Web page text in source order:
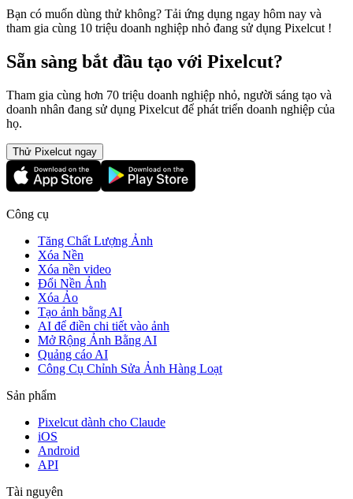
Bạn có muốn dùng thử không? Tải ứng dụng ngay hôm nay và
tham gia cùng 10 triệu doanh nghiệp nhỏ đang sử dụng Pixelcut !
Sẵn sàng bắt đầu tạo với Pixelcut?
Tham gia cùng hơn 70 triệu doanh nghiệp nhỏ, người sáng tạo và
doanh nhân đang sử dụng Pixelcut để phát triển doanh nghiệp của
họ.
Thử Pixelcut ngay
Công cụ
Tăng Chất Lượng Ảnh
Xóa Nền
Xóa nền video
Đổi Nền Ảnh
Xóa Ảo
Tạo ảnh bằng AI
AI để điền chi tiết vào ảnh
Mở Rộng Ảnh Bằng AI
Quảng cáo AI
Công Cụ Chỉnh Sửa Ảnh Hàng Loạt
Sản phẩm
Pixelcut dành cho Claude
iOS
Android
API
Tài nguyên